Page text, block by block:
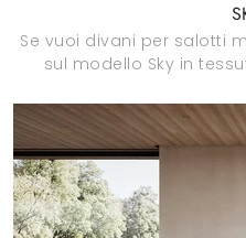
Se vuoi divani per salotti
sul modello Sky in